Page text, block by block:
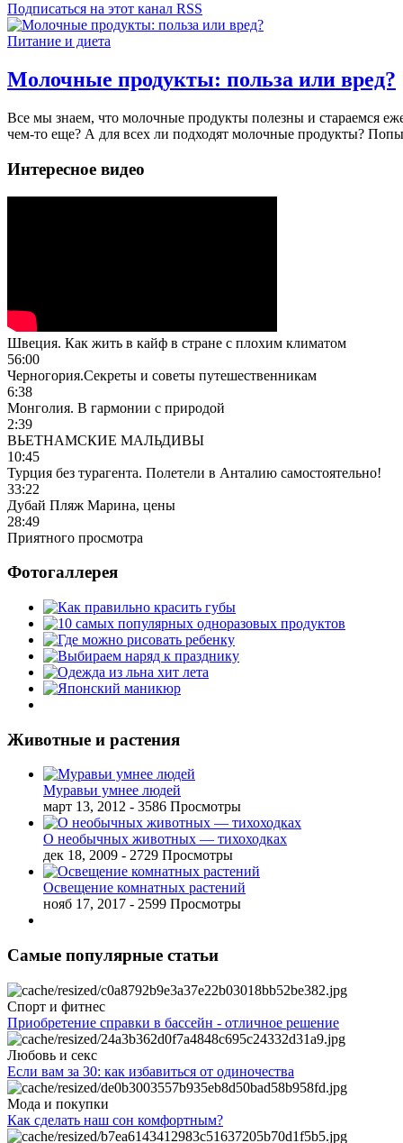
Подписаться на этот канал RSS
Питание и диета
Молочные продукты: польза или вред?
Все мы знаем, что молочные продукты полезны и стараемся
чем-то еще? А для всех ли подходят молочные продукты?
Интересное видео
Швеция. Как жить в кайф в стране с плохим климатом
56:00
Черногория.Секреты и советы путешественникам
6:38
Монголия. В гармонии с природой
2:39
ВЬЕТНАМСКИЕ МАЛЬДИВЫ
10:45
Турция без турагента. Полетели в Анталию самостоятельно!
33:22
Дубай Пляж Марина, цены
28:49
Приятного просмотра
Фотогаллерея
Животные и растения
Муравьи умнее людей
март 13, 2012 - 3586 Просмотры
О необычных животных — тихоходках
дек 18, 2009 - 2729 Просмотры
Освещение комнатных растений
нояб 17, 2017 - 2599 Просмотры
Самые популярные статьи
Спорт и фитнес
Приобретение справки в бассейн - отличное решение
Любовь и секс
Если вам за 30: как избавиться от одиночества
Мода и покупки
Как сделать наш сон комфортным?